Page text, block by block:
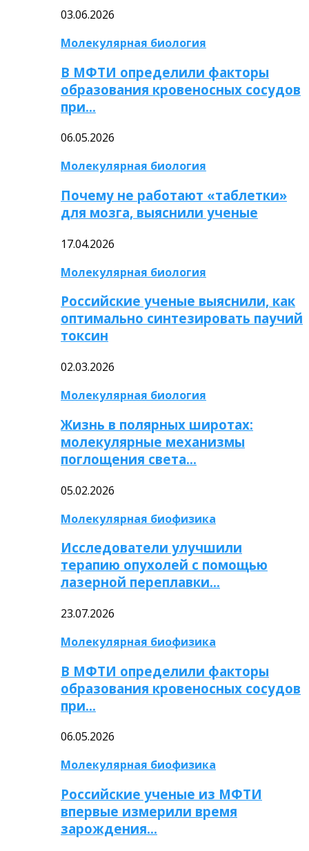
03.06.2026
Молекулярная биология
В МФТИ определили факторы
образования кровеносных сосудов
при…
06.05.2026
Молекулярная биология
Почему не работают «таблетки»
для мозга, выяснили ученые
17.04.2026
Молекулярная биология
Российские ученые выяснили, как
оптимально синтезировать паучий
токсин
02.03.2026
Молекулярная биология
Жизнь в полярных широтах:
молекулярные механизмы
поглощения света…
05.02.2026
Молекулярная биофизика
Исследователи улучшили
терапию опухолей с помощью
лазерной переплавки…
23.07.2026
Молекулярная биофизика
В МФТИ определили факторы
образования кровеносных сосудов
при…
06.05.2026
Молекулярная биофизика
Российские ученые из МФТИ
впервые измерили время
зарождения…